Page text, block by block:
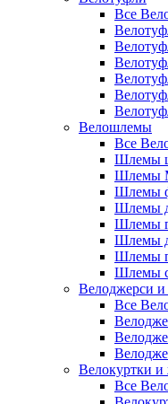
Все
Велошлемы
Все
Шлемы
Шлемы
Шлемы
Шлемы
Шлемы
Шлемы
Шлемы
Шлемы
Велоджерси и
Все
Велокуртки
Все